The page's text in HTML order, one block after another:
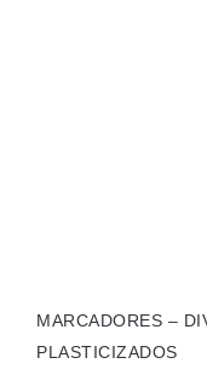
MARCADORES –
PLASTICIZADOS